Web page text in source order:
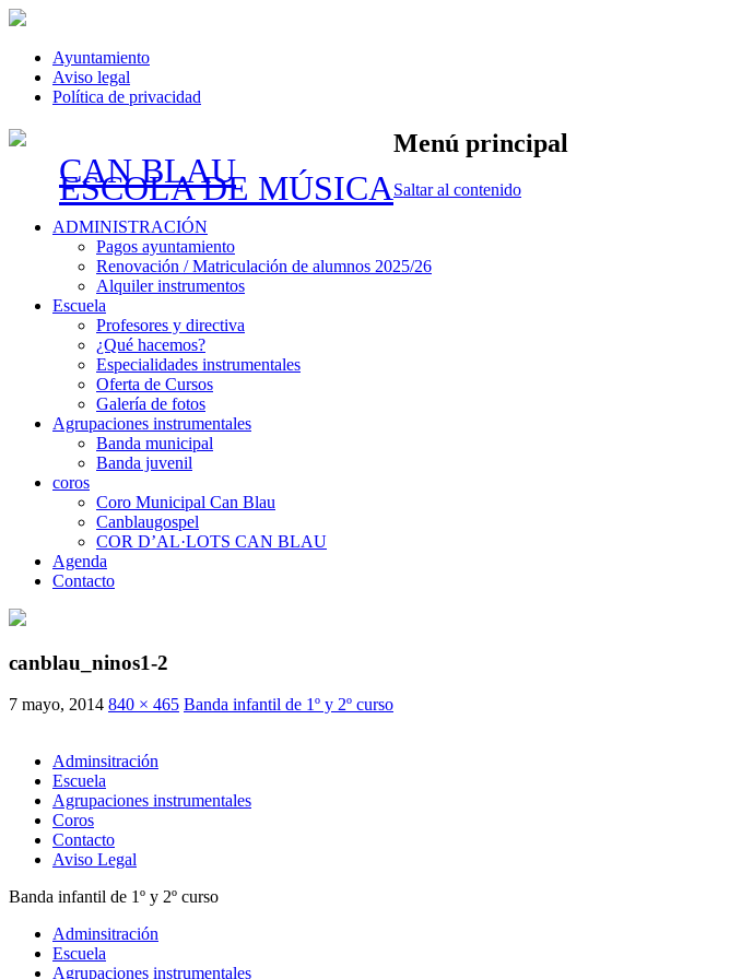
Ayuntamiento
Aviso legal
Política de privacidad
CAN BLAU
ESCOLA DE MÚSICA
Menú principal
Saltar al contenido
ADMINISTRACIÓN
Pagos ayuntamiento
Renovación / Matriculación de alumnos 2025/26
Alquiler instrumentos
Escuela
Profesores y directiva
¿Qué hacemos?
Especialidades instrumentales
Oferta de Cursos
Galería de fotos
Agrupaciones instrumentales
Banda municipal
Banda juvenil
coros
Coro Municipal Can Blau
Canblaugospel
COR D’AL·LOTS CAN BLAU
Agenda
Contacto
canblau_ninos1-2
7 mayo, 2014 840 × 465 Banda infantil de 1º y 2º curso
Adminsitración
Escuela
Agrupaciones instrumentales
Coros
Contacto
Aviso Legal
Banda infantil de 1º y 2º curso
Adminsitración
Escuela
Agrupaciones instrumentales